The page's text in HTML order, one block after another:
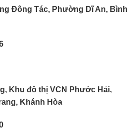
Đông Tác, Phường Dĩ An, Bình
Khu đô thị VCN Phước Hải,
Khánh Hòa